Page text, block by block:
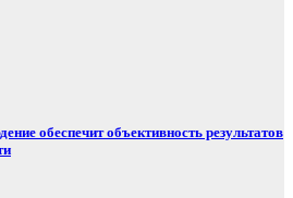
обеспечит объективность результатов